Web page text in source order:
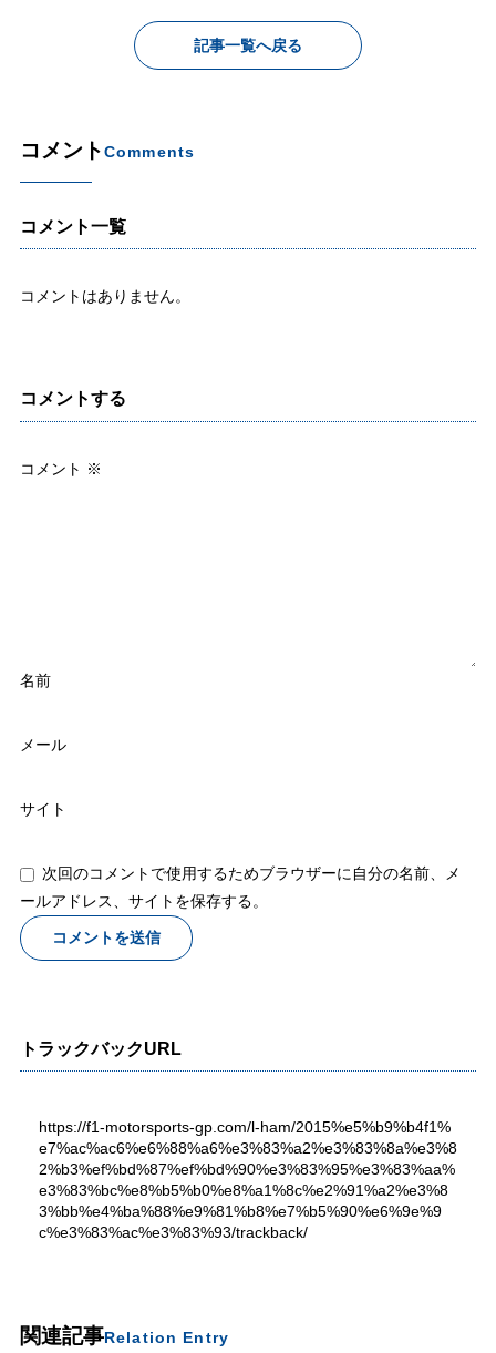
記事一覧へ戻る
コメントComments
コメント一覧
コメントはありません。
コメントする
コメント ※
名前
メール
サイト
次回のコメントで使用するためブラウザーに自分の名前、メ
ールアドレス、サイトを保存する。
トラックバックURL
https://f1-motorsports-gp.com/l-ham/2015%e5%b9%b4f1%
e7%ac%ac6%e6%88%a6%e3%83%a2%e3%83%8a%e3%8
2%b3%ef%bd%87%ef%bd%90%e3%83%95%e3%83%aa%
e3%83%bc%e8%b5%b0%e8%a1%8c%e2%91%a2%e3%8
3%bb%e4%ba%88%e9%81%b8%e7%b5%90%e6%9e%9
c%e3%83%ac%e3%83%93/trackback/
関連記事Relation Entry